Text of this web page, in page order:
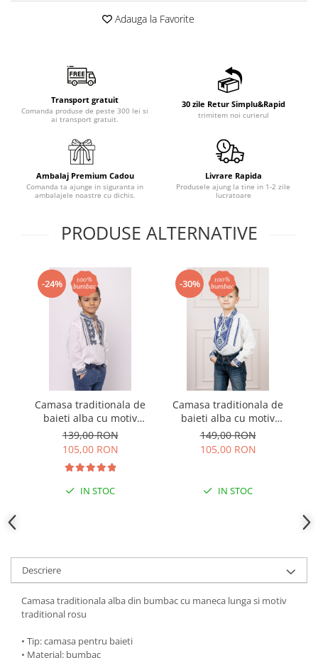
Adauga la Favorite
Transport gratuit
Comanda produse de peste 300 lei si
ai transport gratuit.
30 zile Retur Simplu&Rapid
trimitem noi curierul
Ambalaj Premium Cadou
Comanda ta ajunge in siguranta in
ambalajele noastre cu dichis.
Livrare Rapida
Produsele ajung la tine in 1-2 zile
lucratoare
PRODUSE ALTERNATIVE
-24%
Camasa traditionala de
baieti alba cu motiv
geometric albastru Luca
01
139,00 RON
105,00 RON
IN STOC
-30%
Camasa traditionala de
baieti alba cu motiv
geometric albastru
Flavius 01
149,00 RON
105,00 RON
IN STOC
Descriere
Camasa traditionala alba din bumbac cu maneca lunga si motiv
traditional rosu
• Tip: camasa pentru baieti
• Material: bumbac